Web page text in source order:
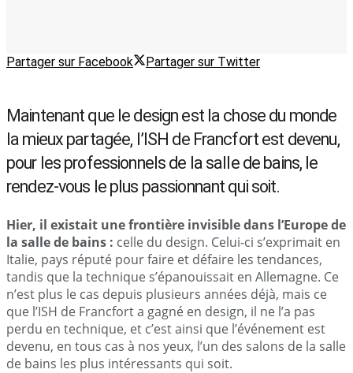
Partager sur Facebook Partager sur Twitter
Maintenant que le design est la chose du monde
la mieux partagée, l’ISH de Francfort est devenu,
pour les professionnels de la salle de bains, le
rendez-vous le plus passionnant qui soit.
Hier, il existait une frontière invisible dans l’Europe de
la salle de bains : celle du design. Celui-ci s’exprimait en
Italie, pays réputé pour faire et défaire les tendances,
tandis que la technique s’épanouissait en Allemagne. Ce
n’est plus le cas depuis plusieurs années déjà, mais ce
que l’ISH de Francfort a gagné en design, il ne l’a pas
perdu en technique, et c’est ainsi que l’événement est
devenu, en tous cas à nos yeux, l’un des salons de la salle
de bains les plus intéressants qui soit.